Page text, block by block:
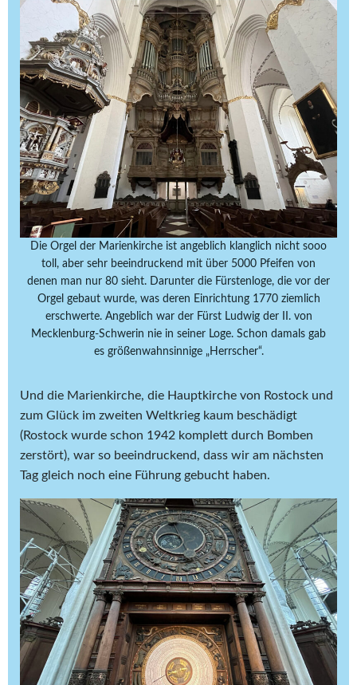
Die Orgel der Marienkirche ist angeblich klanglich nicht sooo
toll, aber sehr beeindruckend mit über 5000 Pfeifen von
denen man nur 80 sieht. Darunter die Fürstenloge, die vor der
Orgel gebaut wurde, was deren Einrichtung 1770 ziemlich
erschwerte. Angeblich war der Fürst Ludwig der II. von
Mecklenburg-Schwerin nie in seiner Loge. Schon damals gab
es größenwahnsinnige „Herrscher“.
Und die Marienkirche, die Hauptkirche von Rostock und
zum Glück im zweiten Weltkrieg kaum beschädigt
(Rostock wurde schon 1942 komplett durch Bomben
zerstört), war so beeindruckend, dass wir am nächsten
Tag gleich noch eine Führung gebucht haben.